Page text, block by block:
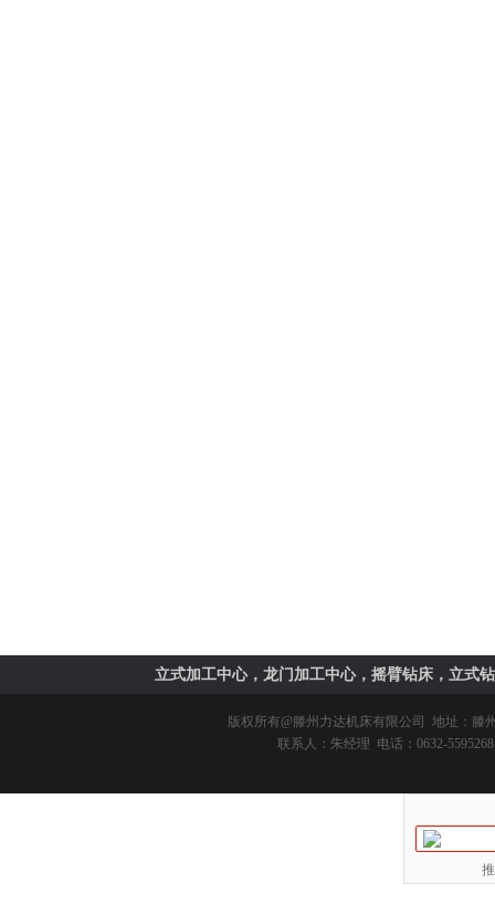
立式加工中心，龙门加工中心，摇臂钻床，立式
版权所有@滕州力达机床有限公司
地址：滕
联系人：朱经理 电话：0632-